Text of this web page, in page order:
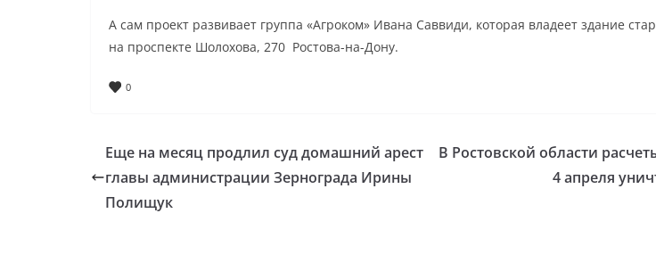
А сам проект развивает группа «Агроком» Ивана Саввиди, которая владеет здание
на проспекте Шолохова, 270 Ростова-на-Дону.
0
Еще на месяц продлил суд домашний арест
главы администрации Зернограда Ирины
Полищук
В Ростовской области
4 апреля